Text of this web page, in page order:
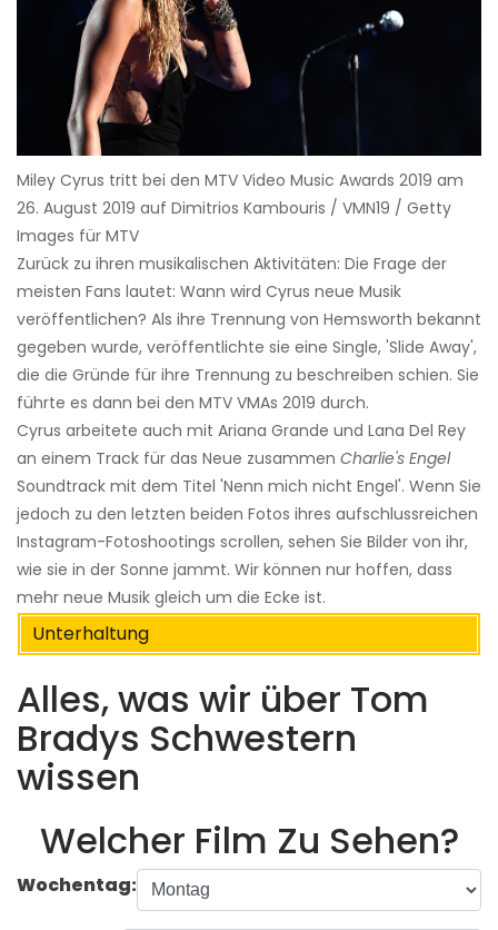
Miley Cyrus tritt bei den MTV Video Music Awards 2019 am
26. August 2019 auf Dimitrios Kambouris / VMN19 / Getty
Images für MTV
Zurück zu ihren musikalischen Aktivitäten: Die Frage der
meisten Fans lautet: Wann wird Cyrus neue Musik
veröffentlichen? Als ihre Trennung von Hemsworth bekannt
gegeben wurde, veröffentlichte sie eine Single, 'Slide Away',
die die Gründe für ihre Trennung zu beschreiben schien. Sie
führte es dann bei den MTV VMAs 2019 durch.
Cyrus arbeitete auch mit Ariana Grande und Lana Del Rey
an einem Track für das Neue zusammen Charlie's Engel
Soundtrack mit dem Titel 'Nenn mich nicht Engel'. Wenn Sie
jedoch zu den letzten beiden Fotos ihres aufschlussreichen
Instagram-Fotoshootings scrollen, sehen Sie Bilder von ihr,
wie sie in der Sonne jammt. Wir können nur hoffen, dass
mehr neue Musik gleich um die Ecke ist.
Unterhaltung
Alles, was wir über Tom
Bradys Schwestern
wissen
Welcher Film Zu Sehen?
Wochentag: